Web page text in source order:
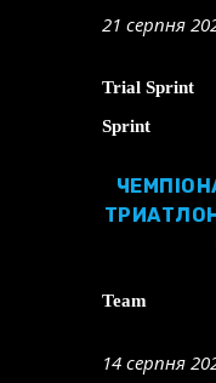
21 серпня
Trial Sprint
Sprint
Team
14 серпня